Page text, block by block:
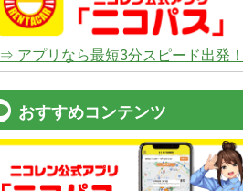
⇒ アプリなら最短3分スピード出発！
おすすめコンテンツ